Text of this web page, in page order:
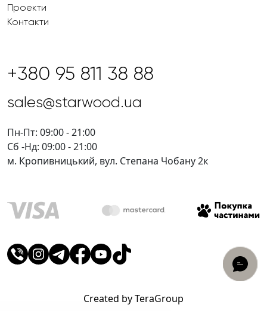
Проекти
Контакти
+380 95 811 38 88
sales@starwood.ua
Пн-Пт: 09:00 - 21:00
Сб -Нд: 09:00 - 21:00
м. Кропивницький, вул. Степана Чобану 2к
Created by TeraGroup